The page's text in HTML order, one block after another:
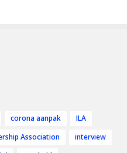
corona aanpak
ILA
Association
interview